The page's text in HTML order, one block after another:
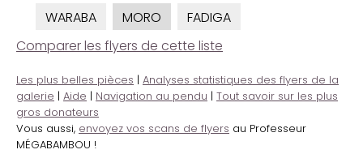
WARABA
MORO
FADIGA
Comparer les flyers de cette liste
Les plus belles pièces | Analyses statistiques des flyers de la
galerie | Aide | Navigation au pendu | Tout savoir sur les plus
gros donateurs
Vous aussi, envoyez vos scans de flyers au Professeur
MÉGABAMBOU !